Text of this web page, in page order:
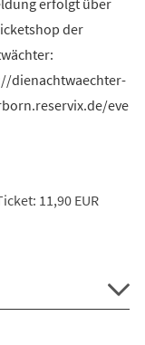
der
dienachtwaechter-
11,90 EUR